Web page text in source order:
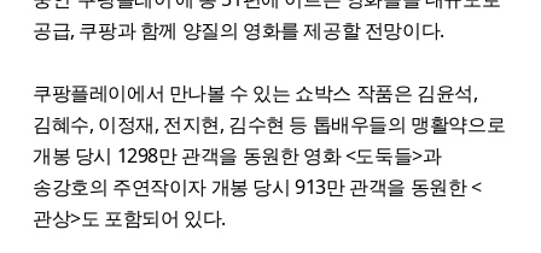
공급, 쿠팡과 함께 양질의 영화를 제공할 전망이다.
쿠팡플레이에서 만나볼 수 있는 쇼박스 작품은 김윤석,
김혜수, 이정재, 전지현, 김수현 등 톱배우들의 맹활약으로
개봉 당시 1298만 관객을 동원한 영화 <도둑들>과
송강호의 주연작이자 개봉 당시 913만 관객을 동원한 <
관상>도 포함되어 있다.